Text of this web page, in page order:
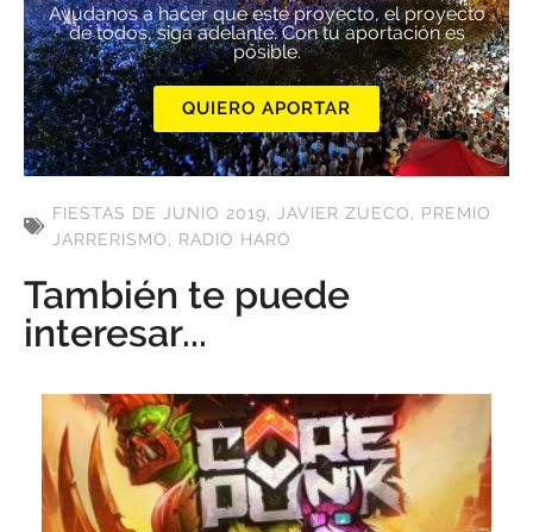
Ayúdanos a hacer que este proyecto, el proyecto
de todos, siga adelante. Con tu aportación es
posible.
QUIERO APORTAR
FIESTAS DE JUNIO 2019, JAVIER ZUECO, PREMIO
JARRERISMO, RADIO HARO
También te puede
interesar...